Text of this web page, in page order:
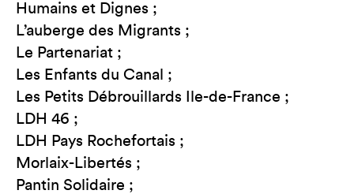
Humains et Dignes ;
L’auberge des Migrants ;
Le Partenariat ;
Les Enfants du Canal ;
Les Petits Débrouillards Ile-de-France ;
LDH 46 ;
LDH Pays Rochefortais ;
Morlaix-Libertés ;
Pantin Solidaire ;